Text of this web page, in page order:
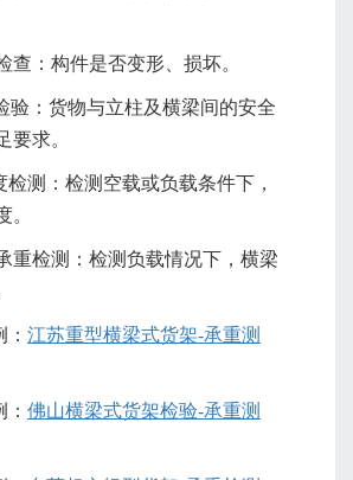
查：构件是否变形、损坏。
验：货物与立柱及横梁间的安全
要求。
检测：检测空载或负载条件下，
。
重检测：检测负载情况下，横梁
江苏重型横梁式货架-承重测
佛山横梁式货架检验-承重测